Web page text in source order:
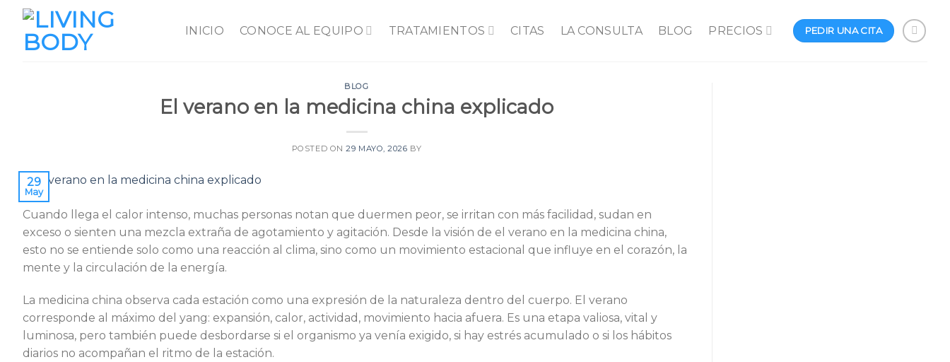
Skip
content
INICIO CONOCE AL EQUIPO TRATAMIENTOS CITAS LA CONSULTA BLOG PRECIOS PEDIR UNA CITA
BLOG
El verano en la medicina china explicado
POSTED ON29 MAYO, 2026 BY
29
May
Cuando llega el calor intenso, muchas personas notan que duermen peor, se irritan con más facilidad, sudan en
exceso o sienten una mezcla extraña de agotamiento y agitación. Desde la visión de el verano en la medicina china,
esto no se entiende solo como una reacción al clima, sino como un movimiento estacional que influye en el corazón, la
mente y la circulación de la energía.
La medicina china observa cada estación como una expresión de la naturaleza dentro del cuerpo. El verano
corresponde al máximo del yang: expansión, calor, actividad, movimiento hacia afuera. Es una etapa valiosa, vital y
luminosa, pero también puede desbordarse si el organismo ya venía exigido, si hay estrés acumulado o si los hábitos
diarios no acompañan el ritmo de la estación.